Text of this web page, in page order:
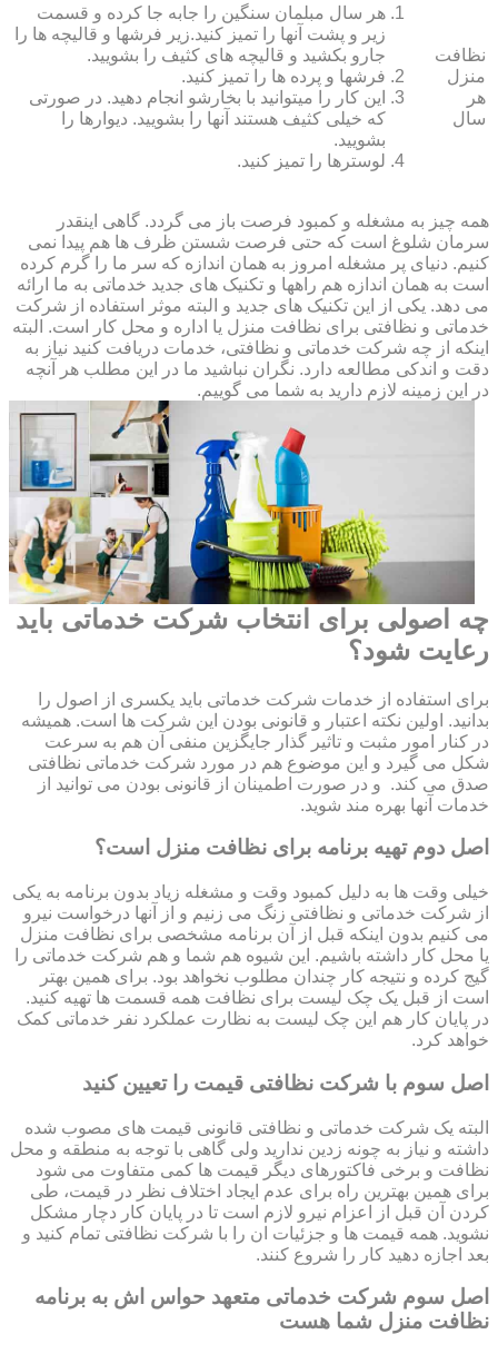
نظافت
منزل
هر
سال
هر سال مبلمان سنگین را جابه جا کرده و قسمت
زیر و پشت آنها را تمیز کنید.زیر فرش‏ها و قالیچه‏ ها را
جارو بکشید و قالیچه‏ های کثیف را بشویید.
فرش‏ها و پرده ‏ها را تمیز کنید.
این کار را می‏توانید با بخارشو انجام دهید. در صورتی
که خیلی کثیف هستند آنها را بشویید. دیوارها را
بشویید.
لوسترها را تمیز کنید.
همه چیز به مشغله و کمبود فرصت باز می گردد. گاهی اینقدر
سرمان شلوغ است که حتی فرصت شستن ظرف ها هم پیدا نمی
کنیم. دنیای پر مشغله امروز به همان اندازه که سر ما را گرم کرده
است به همان اندازه هم راهها و تکنیک های جدید خدماتی به ما ارائه
می دهد. یکی از این تکنیک های جدید و البته موثر استفاده از شرکت
خدماتی و نظافتی برای نظافت منزل یا اداره و محل کار است. البته
اینکه از چه شرکت خدماتی و نظافتی، خدمات دریافت کنید نیاز به
دقت و اندکی مطالعه دارد. نگران نباشید ما در این مطلب هر آنچه
در این زمینه لازم دارید به شما می گوییم.
چه اصولی برای انتخاب شرکت خدماتی باید
رعایت شود؟
برای استفاده از خدمات شرکت خدماتی باید یکسری از اصول را
بدانید. اولین نکته اعتبار و قانونی بودن این شرکت ها است. همیشه
در کنار امور مثبت و تاثیر گذار جایگزین منفی آن هم به سرعت
شکل می گیرد و این موضوع هم در مورد شرکت خدماتی نظافتی
صدق می کند. و در صورت اطمینان از قانونی بودن می توانید از
خدمات آنها بهره مند شوید.
اصل دوم تهیه برنامه برای نظافت منزل است؟
خیلی وقت ها به دلیل کمبود وقت و مشغله زیاد بدون برنامه به یکی
از شرکت خدماتی و نظافتی زنگ می زنیم و از آنها درخواست نیرو
می کنیم بدون اینکه قبل از آن برنامه مشخصی برای نظافت منزل
یا محل کار داشته باشیم. این شیوه هم شما و هم شرکت خدماتی را
گیج کرده و نتیجه کار چندان مطلوب نخواهد بود. برای همین بهتر
است از قبل یک چک لیست برای نظافت همه قسمت ها تهیه کنید.
در پایان کار هم این چک لیست به نظارت عملکرد نفر خدماتی کمک
خواهد کرد.
اصل سوم با شرکت نظافتی قیمت را تعیین کنید
البته یک شرکت خدماتی و نظافتی قانونی قیمت های مصوب شده
داشته و نیاز به چونه زدین ندارید ولی گاهی با توجه به منطقه و محل
نظافت و برخی فاکتورهای دیگر قیمت ها کمی متفاوت می شود
برای همین بهترین راه برای عدم ایجاد اختلاف نظر در قیمت، طی
کردن آن قبل از اعزام نیرو لازم است تا در پایان کار دچار مشکل
نشوید. همه قیمت ها و جزئیات ان را با شرکت نظافتی تمام کنید و
بعد اجازه دهید کار را شروع کنند.
اصل سوم شرکت خدماتی متعهد حواس اش به برنامه
نظافت منزل شما هست